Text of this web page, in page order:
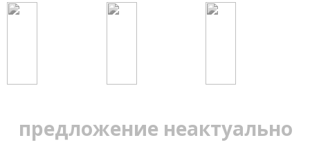
предложение неактуально